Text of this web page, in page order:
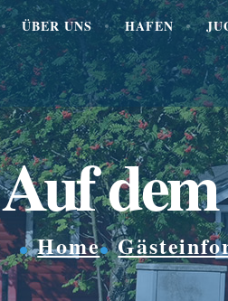
ÜBER UNS HAFEN
Auf
Home